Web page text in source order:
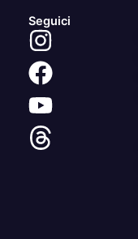
Seguici